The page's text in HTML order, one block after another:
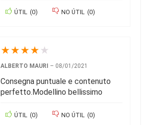
ÚTIL (0) NO ÚTIL (0)
★★★★ ★
ALBERTO MAURI – 08/01/2021
Consegna puntuale e contenuto
perfetto.Modellino bellissimo
ÚTIL (0) NO ÚTIL (0)